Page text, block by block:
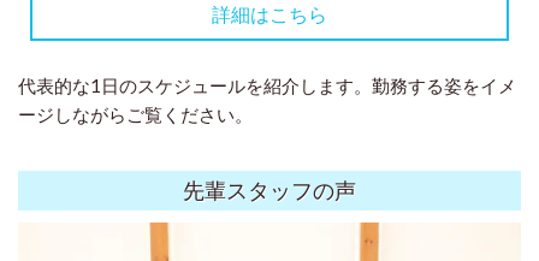
詳細はこちら
代表的な1日のスケジュールを紹介します。勤務する姿をイメ
ージしながらご覧ください。
先輩スタッフの声